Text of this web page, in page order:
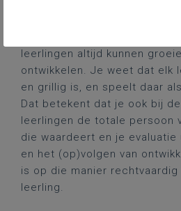
Wie onvoorwaardelijk gelooft
leerlingen altijd kunnen
ontwikkelen. Je weet dat elk
en grillig is, en speelt daar
Dat betekent dat je ook bij
leerlingen de totale persoon
die waardeert en je evaluatie
en het (op)volgen van
is op die manier rechtvaardig
leerling.